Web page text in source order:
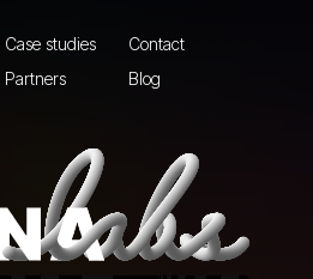
Case studies
Contact
Partners Blog